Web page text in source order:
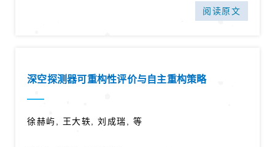
阅读原文
深空探测器可重构性评价与自主重构策略
徐赫屿, 王大轶, 刘成瑞, 等